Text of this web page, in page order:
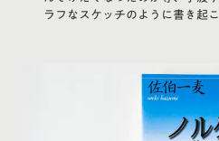
ラフなスケッチのように書き起こ